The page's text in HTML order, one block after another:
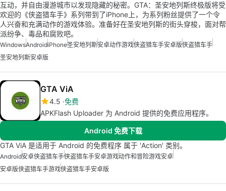
互动，并自由漫游城市以发现隐藏的秘密。GTA：圣安地列斯终极版将受
欢迎的《侠盗猎车手》系列带到了iPhone上，为系列粉丝提供了一个令
人兴奋和充满动作的游戏体验。准备好在圣安地列斯的街头穿梭，面对帮
派纷争、毒品和腐败吧。
WindowsAndroidiPhone圣安地列斯安卓动作游戏侠盗猎车手安卓版侠盗猎车手
圣安地列斯安卓版
GTA ViA
4.5 免费
APKFlash Uploader 为 Android 提供的免费应用程序。
Android 免费下载
GTA ViA 是适用于 Android 的免费程序 属于 'Action' 类别。
Android安卓侠盗猎车手侠盗猎车手安卓游戏动作和冒险游戏安卓
安卓版侠盗猎车手游戏侠盗猎车手安卓版